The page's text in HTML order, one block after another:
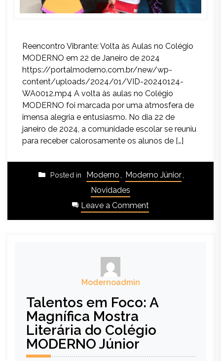
Reencontro Vibrante: Volta às Aulas no Colégio
MODERNO em 22 de Janeiro de 2024
https://portalmoderno.com.br/new/wp-
content/uploads/2024/01/VID-20240124-
WA0012.mp4 A volta às aulas no Colégio
MODERNO foi marcada por uma atmosfera de
imensa alegria e entusiasmo. No dia 22 de
janeiro de 2024, a comunidade escolar se reuniu
para receber calorosamente os alunos de […]
Posted in Moderno Moderno Júnior
Novidades
Leave a Comment
Modernoadmin
Talentos em Foco: A
Magnífica Mostra
Literária do Colégio
MODERNO Júnior